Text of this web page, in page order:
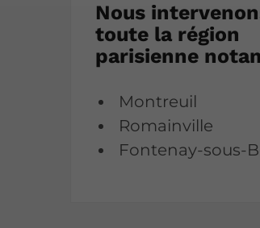
Nous
toute la région
parisienne
Montreuil
Romainville
Fontenay-sous-